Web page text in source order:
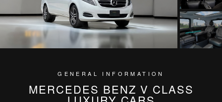
GENERAL INFORMATION
MERCEDES BENZ V CLASS